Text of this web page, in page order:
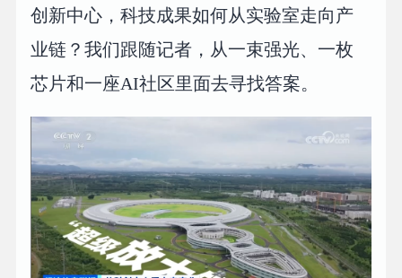
创新中心，科技成果如何从实验室走向产
业链？我们跟随记者，从一束强光、一枚
芯片和一座AI社区里面去寻找答案。